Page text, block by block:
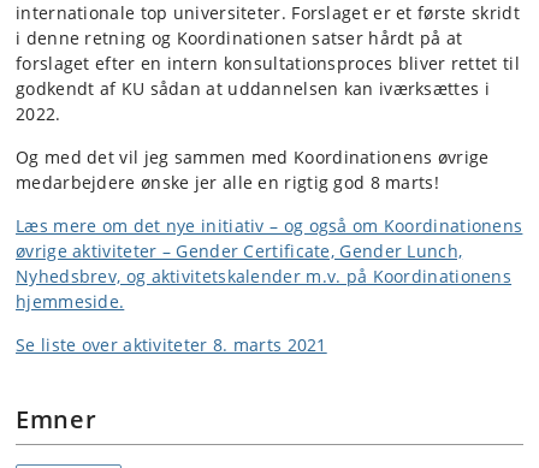
internationale top universiteter. Forslaget er et første skridt
i denne retning og Koordinationen satser hårdt på at
forslaget efter en intern konsultationsproces bliver rettet til
godkendt af KU sådan at uddannelsen kan iværksættes i
2022.
Og med det vil jeg sammen med Koordinationens øvrige
medarbejdere ønske jer alle en rigtig god 8 marts!
Læs mere om det nye initiativ – og også om Koordinationens
øvrige aktiviteter – Gender Certificate, Gender Lunch,
Nyhedsbrev, og aktivitetskalender m.v. på Koordinationens
hjemmeside.
Se liste over aktiviteter 8. marts 2021
Emner